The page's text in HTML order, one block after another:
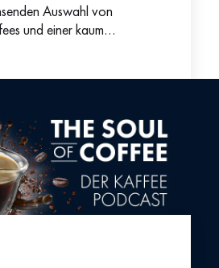
Auswahl von
und einer kaum